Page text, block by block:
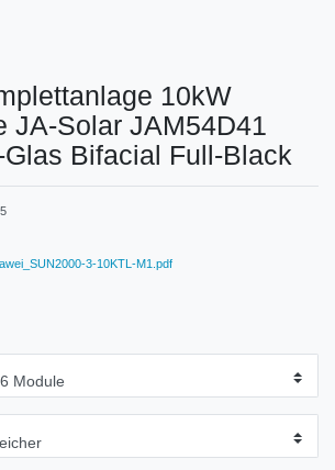
10kW
JA-Solar JAM54D41
Bifacial Full-Black
3-10KTL-M1.pdf